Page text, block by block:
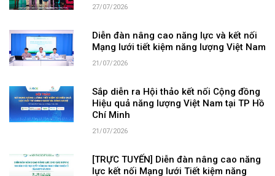
27/07/2026
Diễn đàn nâng cao năng lực và kết nối
Mạng lưới tiết kiệm năng lượng Việt Nam
21/07/2026
Sắp diễn ra Hội thảo kết nối Cộng đồng
Hiệu quả năng lượng Việt Nam tại TP Hồ
Chí Minh
21/07/2026
[TRỰC TUYẾN] Diễn đàn nâng cao năng
lực kết nối Mạng lưới Tiết kiệm năng